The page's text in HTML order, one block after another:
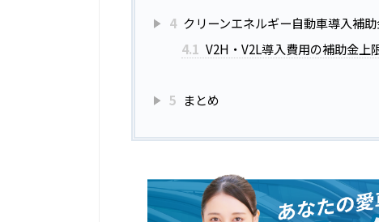
4 クリーンエネルギー自動車導入補
4.1 V2H・V2L導入費用の補助金上
5 まとめ